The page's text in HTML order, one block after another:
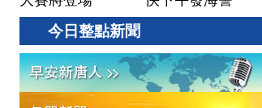
今日整點新聞